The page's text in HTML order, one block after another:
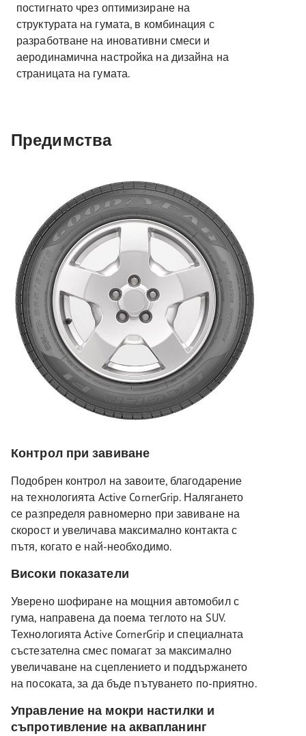
постигнато чрез оптимизиране на
структурата на гумата, в комбинация с
разработване на иновативни смеси и
аеродинамична настройка на дизайна на
страницата на гумата.
Предимства
Контрол при завиване
Подобрен контрол на завоите, благодарение
на технологията Active CornerGrip. Налягането
се разпределя равномерно при завиване на
скорост и увеличава максимално контакта с
пътя, когато е най-необходимо.
Високи показатели
Уверено шофиране на мощния автомобил с
гума, направена да поема теглото на SUV.
Технологията Active CornerGrip и специалната
състезателна смес помагат за максимално
увеличаване на сцеплението и поддържането
на посоката, за да бъде пътуването по-приятно.
Управление на мокри настилки и
съпротивление на аквапланинг